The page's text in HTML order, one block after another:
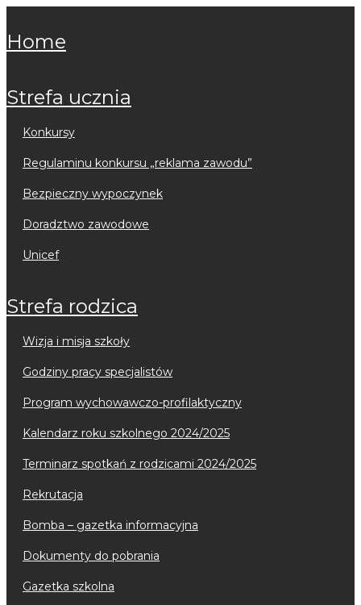
home
strefa ucznia
konkursy
regulaminu konkursu „reklama zawodu”
bezpieczny wypoczynek
doradztwo zawodowe
unicef
strefa rodzica
wizja i misja szkoły
godziny pracy specjalistów
program wychowawczo-profilaktyczny
kalendarz roku szkolnego 2024/2025
terminarz spotkań z rodzicami 2024/2025
rekrutacja
bomba – gazetka informacyjna
dokumenty do pobrania
gazetka szkolna